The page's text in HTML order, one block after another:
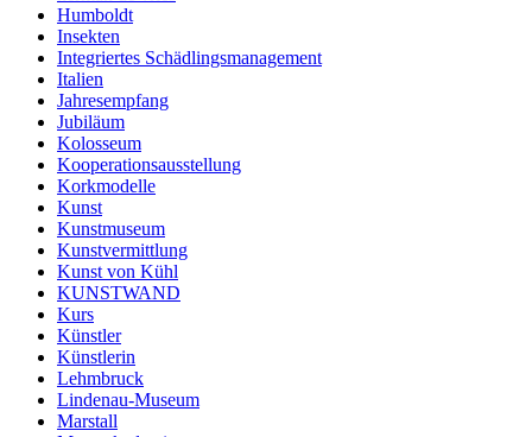
Humboldt
Insekten
Integriertes Schädlingsmanagement
Italien
Jahresempfang
Jubiläum
Kolosseum
Kooperationsausstellung
Korkmodelle
Kunst
Kunstmuseum
Kunstvermittlung
Kunst von Kühl
KUNSTWAND
Kurs
Künstler
Künstlerin
Lehmbruck
Lindenau-Museum
Marstall